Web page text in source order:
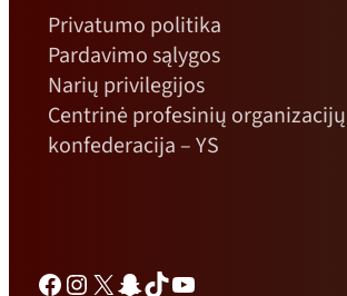
Privatumo politika
Pardavimo sąlygos
Narių privilegijos
Centrinė profesinių organizacijų
konfederacija – YS
Facebook
Instagramas
X „Snapchat“
TikTok„YouTube“